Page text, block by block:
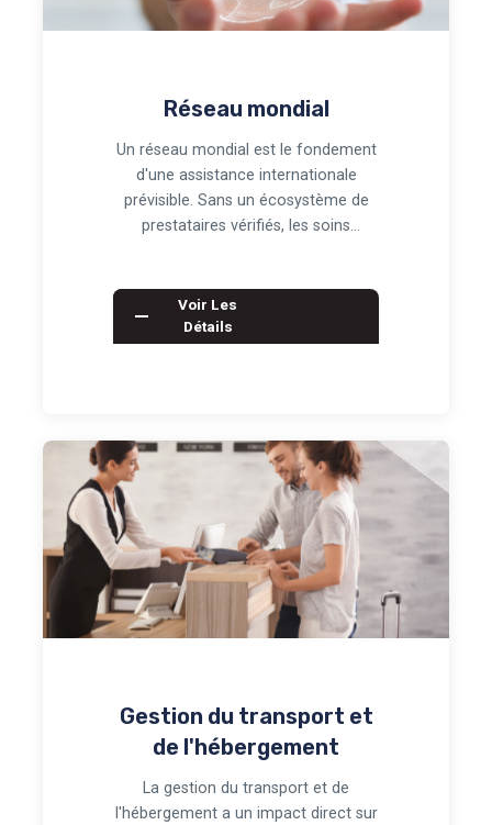
Réseau mondial
Un réseau mondial est le fondement
d'une assistance internationale
prévisible. Sans un écosystème de
prestataires vérifiés, les soins
Voir Les
Détails
Gestion du transport et
de l'hébergement
La gestion du transport et de
l'hébergement a un impact direct sur